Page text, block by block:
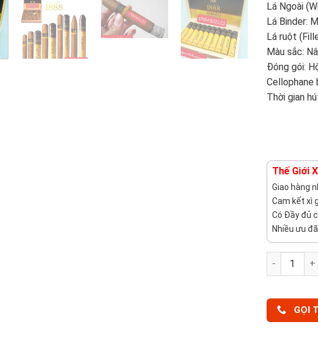
Lá Ngoài
Lá Binder:
Lá ruột
Màu sắc:
Đóng gói:
Cellophane
Thời gian
Thế Giới
Giao hàng
Cam kết xì
Có Đầy đủ
Nhiều ưu
Số lượng
GỌI